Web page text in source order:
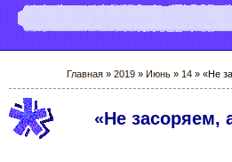
Главная » 2019 » Июнь » 14 » «Не
«Не засоряем,